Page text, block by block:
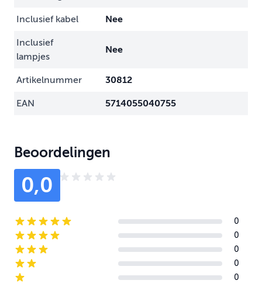
Inclusief kabel Nee
Inclusief
lampjes
Nee
Artikelnummer 30812
EAN 5714055040755
Beoordelingen
0,0
5-star reviews
0
4-star reviews
0
3-star reviews
0
2-star reviews
0
1-star reviews
0